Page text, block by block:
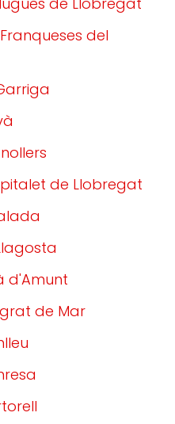
del
de Llobregat
d'Amunt
de Mar